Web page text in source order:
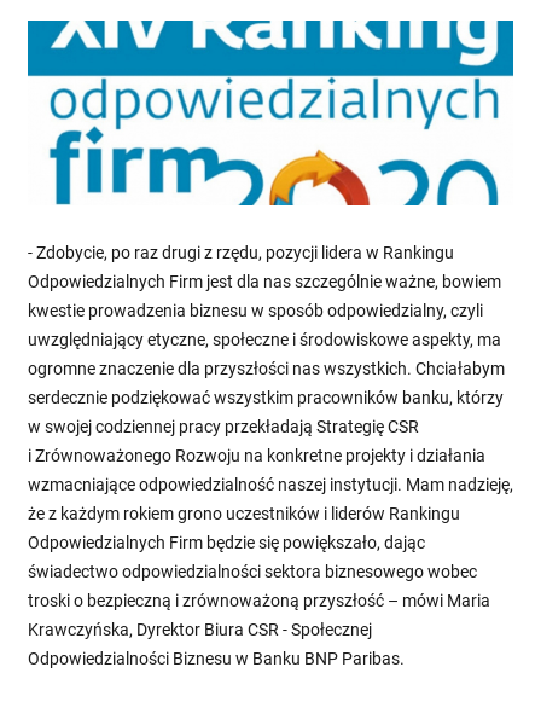
- Zdobycie, po raz drugi z rzędu, pozycji lidera w Rankingu
Odpowiedzialnych Firm jest dla nas szczególnie ważne, bowiem
kwestie prowadzenia biznesu w sposób odpowiedzialny, czyli
uwzględniający etyczne, społeczne i środowiskowe aspekty, ma
ogromne znaczenie dla przyszłości nas wszystkich. Chciałabym
serdecznie podziękować wszystkim pracowników banku, którzy
w swojej codziennej pracy przekładają Strategię CSR
i Zrównoważonego Rozwoju na konkretne projekty i działania
wzmacniające odpowiedzialność naszej instytucji. Mam nadzieję,
że z każdym rokiem grono uczestników i liderów Rankingu
Odpowiedzialnych Firm będzie się powiększało, dając
świadectwo odpowiedzialności sektora biznesowego wobec
troski o bezpieczną i zrównoważoną przyszłość – mówi Maria
Krawczyńska, Dyrektor Biura CSR - Społecznej
Odpowiedzialności Biznesu w Banku BNP Paribas.